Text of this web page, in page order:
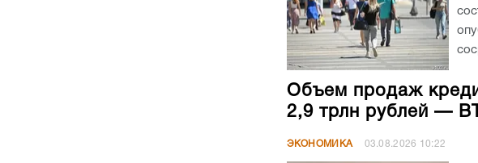
Объем продаж
2,9 трлн рублей —
ЭКОНОМИКА 03.08.2026 10:22